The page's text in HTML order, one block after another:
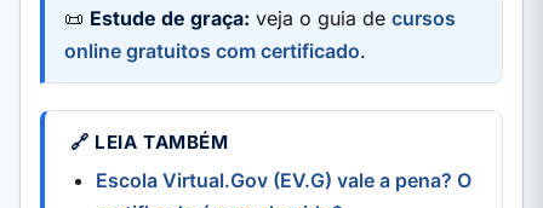
📜 Estude de graça: veja o guia de cursos
online gratuitos com certificado.
🔗 LEIA TAMBÉM
Escola Virtual.Gov (EV.G) vale a pena? O